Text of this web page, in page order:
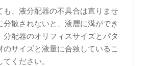
も、液分配器の不具合は直りませ
分散されないと、液層に溝ができ
分配器のオリフィスサイズとパタ
のサイズと液量に合致しているこ
ください。